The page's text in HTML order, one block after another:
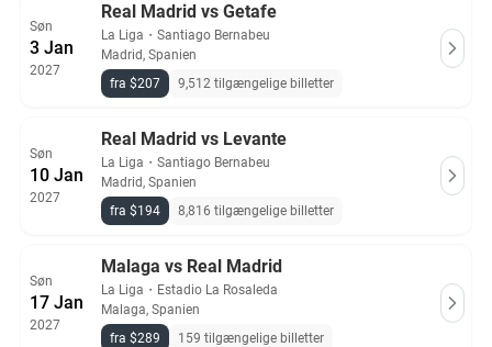
Søn
3 Jan
2027
Real Madrid vs Getafe
La Liga ・ Santiago Bernabeu
Madrid, Spanien
fra $207
9,512 tilgængelige billetter
Søn
10 Jan
2027
Real Madrid vs Levante
La Liga ・ Santiago Bernabeu
Madrid, Spanien
fra $194
8,816 tilgængelige billetter
Søn
17 Jan
2027
Malaga vs Real Madrid
La Liga ・ Estadio La Rosaleda
Malaga, Spanien
fra $289
159 tilgængelige billetter